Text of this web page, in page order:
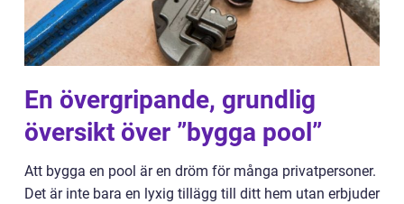
En övergripande, grundlig
översikt över ”bygga pool”
Att bygga en pool är en dröm för många privatpersoner.
Det är inte bara en lyxig tillägg till ditt hem utan erbjuder